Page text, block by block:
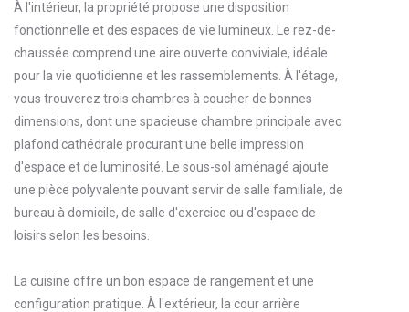
À l'intérieur, la propriété propose une disposition
fonctionnelle et des espaces de vie lumineux. Le rez-de-
chaussée comprend une aire ouverte conviviale, idéale
pour la vie quotidienne et les rassemblements. À l'étage,
vous trouverez trois chambres à coucher de bonnes
dimensions, dont une spacieuse chambre principale avec
plafond cathédrale procurant une belle impression
d'espace et de luminosité. Le sous-sol aménagé ajoute
une pièce polyvalente pouvant servir de salle familiale, de
bureau à domicile, de salle d'exercice ou d'espace de
loisirs selon les besoins.
La cuisine offre un bon espace de rangement et une
configuration pratique. À l'extérieur, la cour arrière